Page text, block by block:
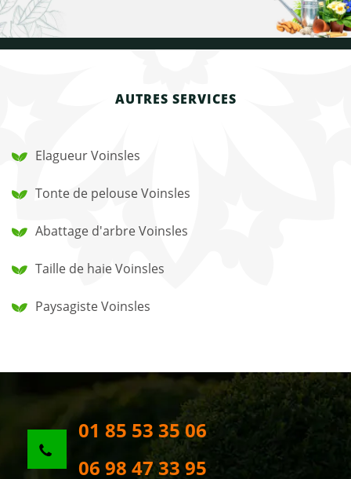
AUTRES SERVICES
Elagueur Voinsles
Tonte de pelouse Voinsles
Abattage d'arbre Voinsles
Taille de haie Voinsles
Paysagiste Voinsles
01 85 53 35 06
06 98 47 33 95